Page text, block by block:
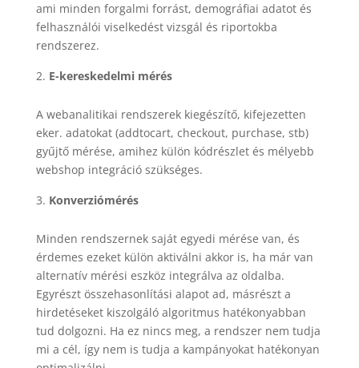
ami minden forgalmi forrást, demográfiai adatot és
felhasználói viselkedést vizsgál és riportokba
rendszerez.
E-kereskedelmi mérés
A webanalitikai rendszerek kiegészítő, kifejezetten
eker. adatokat (addtocart, checkout, purchase, stb)
gyűjtő mérése, amihez külön kódrészlet és mélyebb
webshop integráció szükséges.
Konverziómérés
Minden rendszernek saját egyedi mérése van, és
érdemes ezeket külön aktiválni akkor is, ha már van
alternatív mérési eszköz integrálva az oldalba.
Egyrészt összehasonlítási alapot ad, másrészt a
hirdetéseket kiszolgáló algoritmus hatékonyabban
tud dolgozni. Ha ez nincs meg, a rendszer nem tudja
mi a cél, így nem is tudja a kampányokat hatékonyan